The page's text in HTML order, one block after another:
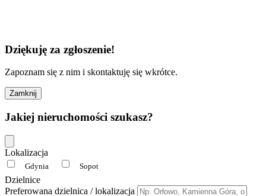
Dziękuję za zgłoszenie!
Zapoznam się z nim i skontaktuję się wkrótce.
Zamknij
Jakiej nieruchomości szukasz?
Lokalizacja
Gdynia Sopot
Dzielnice
Preferowana dzielnica / lokalizacja